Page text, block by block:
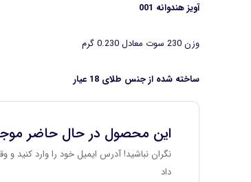
آویز هندوانه 001
وزن 230 سوت معادل 0.230 گرم
ساخته شده از جنس طلای 18 عیار
این محصول در حال حاضر
نگران نباشید! آدرس ایمیل خود را وارد کنید و
داد